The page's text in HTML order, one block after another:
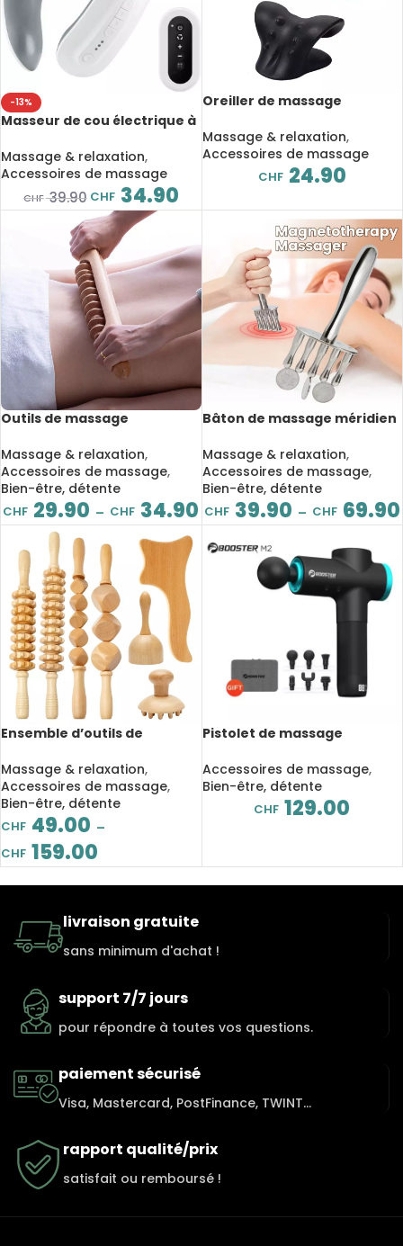
-13%
Masseur de cou électrique à
têtes, avec télécommande,
6 modes 18 niveaux,
rechargeable
Massage & relaxation,
Accessoires de massage
CHF39.90 CHF 34.90
Oreiller de massage
relaxant, dispositif de
traction chiropratique
cervicale
Massage & relaxation,
Accessoires de massage
CHF 24.90
Outils de massage
drainage lymphatique,
relaxation musculaire
Massage & relaxation,
Accessoires de massage,
Bien-être, détente
CHF 29.90 – CHF 34.90
Bâton de massage méridien
thérapie magnétique, acide
lymphatique, relaxation
musculaire
Massage & relaxation,
Accessoires de massage,
Bien-être, détente
CHF 39.90 – CHF 69.90
Ensemble d’outils de
en bois, Gua Sha, pour le
corps et des pieds
Massage & relaxation,
Accessoires de massage,
Bien-être, détente
CHF 49.00 –
CHF 159.00
Pistolet de massage
LCD, masseur musculaire
profond, soulagement de la
douleur, Relaxation du
corps, du visage
Accessoires de massage,
Bien-être, détente
CHF 129.00
livraison gratuite
sans minimum d'achat !
support 7/7 jours
pour répondre à toutes vos questions.
paiement sécurisé
Visa, Mastercard, PostFinance, TWINT...
rapport qualité/prix
satisfait ou remboursé !